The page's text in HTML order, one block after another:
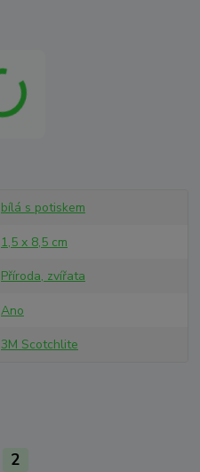
bílá s potiskem
1,5 x 8,5 cm
Příroda, zvířata
Ano
3M Scotchlite
2